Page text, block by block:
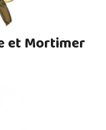
et Mortimer